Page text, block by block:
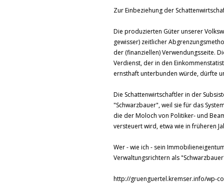
Zur Einbeziehung der
Die produzierten Güter unserer
gewisser) zeitlicher
der (finanziellen) Verwendungsseite.
Verdienst, der in den
ernsthaft unterbunden würde, dürfte
Die Schattenwirtschaftler in der
"Schwarzbauer", weil sie für das
die der Moloch von Politiker- und
versteuert wird, etwa wie in früheren
Wer - wie ich - sein
Verwaltungsrichtern als
http://gruenguertel.kremser.info/wp-